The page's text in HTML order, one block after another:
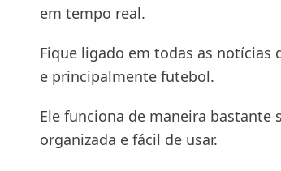
em tempo real.
Fique ligado em todas as notícias
e principalmente futebol.
Ele funciona de maneira
organizada e fácil de usar.